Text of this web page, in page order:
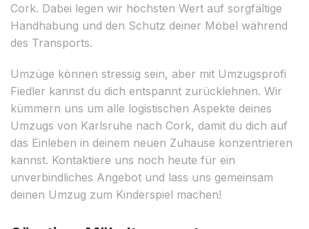
Cork. Dabei legen wir höchsten Wert auf sorgfältige
Handhabung und den Schutz deiner Möbel während
des Transports.
Umzüge können stressig sein, aber mit Umzugsprofi
Fiedler kannst du dich entspannt zurücklehnen. Wir
kümmern uns um alle logistischen Aspekte deines
Umzugs von Karlsruhe nach Cork, damit du dich auf
das Einleben in deinem neuen Zuhause konzentrieren
kannst. Kontaktiere uns noch heute für ein
unverbindliches Angebot und lass uns gemeinsam
deinen Umzug zum Kinderspiel machen!